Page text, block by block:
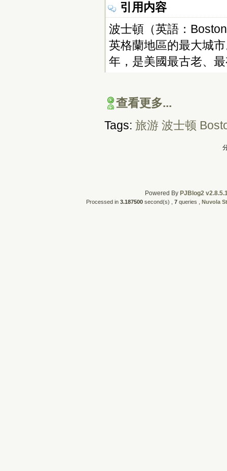
引用内容
波士頓（英語：
英格蘭地區的最大城
年，是美國最古老、
查看更多...
Tags: 旅游 波士顿
Powered By PJBlog2
Processed in 3.187500 second(s) , 7 queries , Nuvola